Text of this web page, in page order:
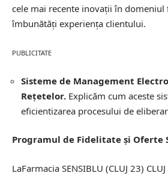
cele mai recente inovații în
îmbunătăți experiența clientului.
PUBLICITATE
Sisteme de Management
Rețetelor. Explicăm cum aceste
eficientizarea procesului de
Programul de Fidelitate și Oferte
LaFarmacia SENSIBLU (CLUJ 23)